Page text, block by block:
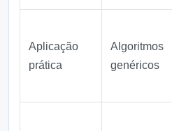
Aplicação
prática
Algoritmos
genéricos